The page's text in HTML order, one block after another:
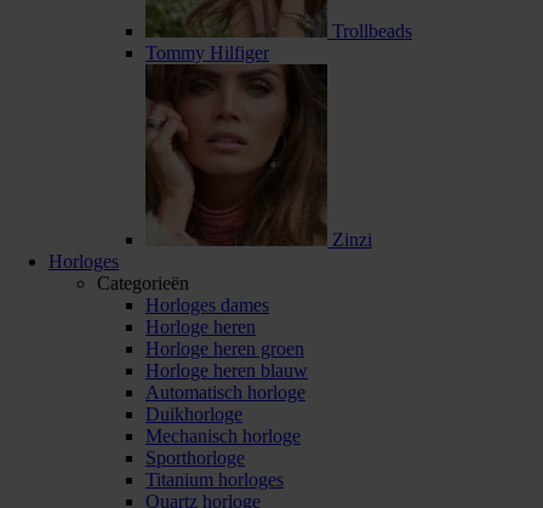
Trollbeads
Tommy Hilfiger
Zinzi
Horloges
Categorieën
Horloges dames
Horloge heren
Horloge heren groen
Horloge heren blauw
Automatisch horloge
Duikhorloge
Mechanisch horloge
Sporthorloge
Titanium horloges
Quartz horloge